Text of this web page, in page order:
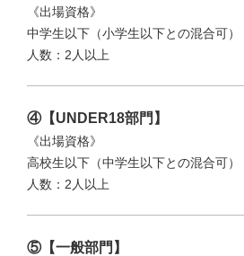
《出場資格》
中学生以下（小学生以下との混合可）
人数：2人以上
④【UNDER18部門】
《出場資格》
高校生以下（中学生以下との混合可）
人数：2人以上
⑤【一般部門】